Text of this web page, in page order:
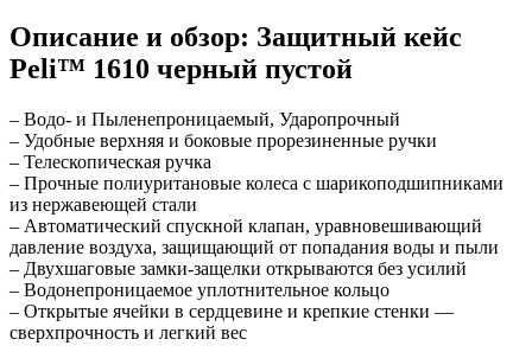
Описание и обзор: Защитный кейс
Peli™ 1610 черный пустой
– Водо- и Пыленепроницаемый, Ударопрочный
– Удобные верхняя и боковые прорезиненные ручки
– Телескопическая ручка
– Прочные полиуритановые колеса с шарикоподшипниками
из нержавеющей стали
– Автоматический спускной клапан, уравновешивающий
давление воздуха, защищающий от попадания воды и пыли
– Двухшаговые замки-защелки открываются без усилий
– Водонепроницаемое уплотнительное кольцо
– Открытые ячейки в сердцевине и крепкие стенки —
сверхпрочность и легкий вес